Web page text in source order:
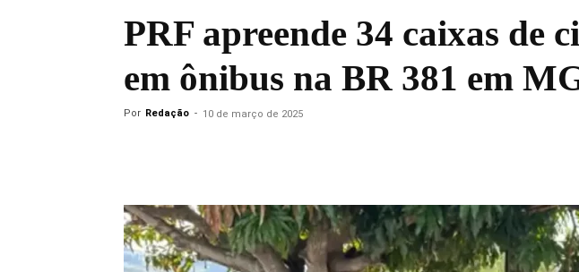
PRF apreende 34 caixas de
em ônibus na BR 381 em
Por Redação - 10 de março de 2025